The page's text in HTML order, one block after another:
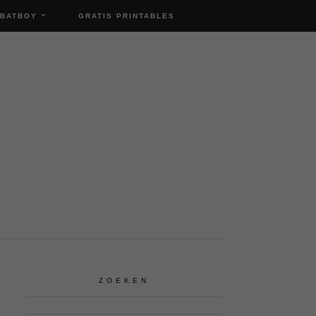
GRATIS PRINTABLES
ZOEKEN